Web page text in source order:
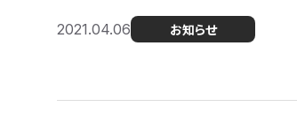
2021.04.06 お知らせ